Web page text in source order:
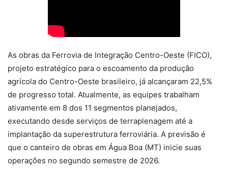
As obras da Ferrovia de Integração Centro-Oeste (FICO),
projeto estratégico para o escoamento da produção
agrícola do Centro-Oeste brasileiro, já alcançaram 22,5%
de progresso total. Atualmente, as equipes trabalham
ativamente em 8 dos 11 segmentos planejados,
executando desde serviços de terraplenagem até a
implantação da superestrutura ferroviária. A previsão é
que o canteiro de obras em Água Boa (MT) inicie suas
operações no segundo semestre de 2026.